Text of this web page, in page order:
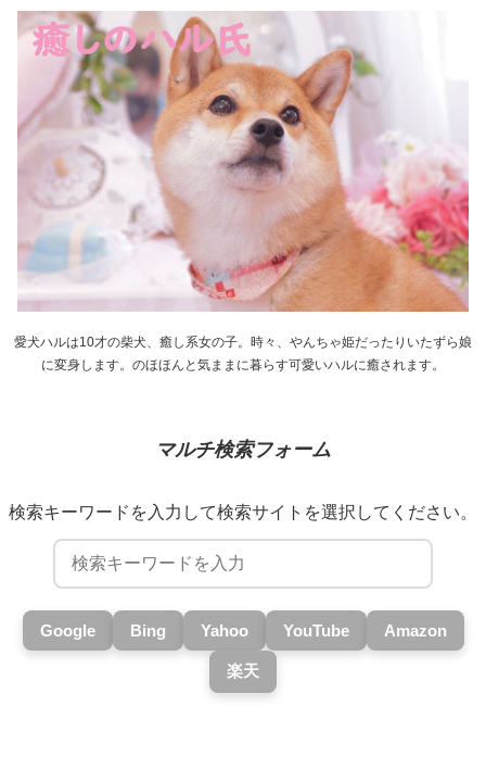
愛犬ハルは10才の柴犬、癒し系女の子。時々、やんちゃ姫だったりいたずら娘
に変身します。のほほんと気ままに暮らす可愛いハルに癒されます。
マルチ検索フォーム
検索キーワードを入力して検索サイトを選択してください。
Google Bing Yahoo YouTube Amazon
楽天